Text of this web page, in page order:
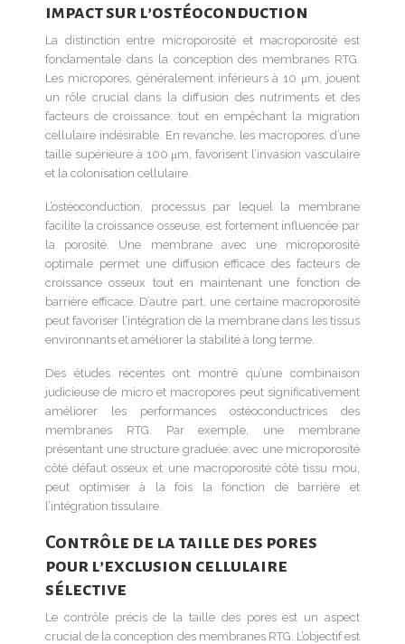
impact sur l’ostéoconduction
La distinction entre microporosité et macroporosité est
fondamentale dans la conception des membranes RTG.
Les micropores, généralement inférieurs à 10 μm, jouent
un rôle crucial dans la diffusion des nutriments et des
facteurs de croissance, tout en empêchant la migration
cellulaire indésirable. En revanche, les macropores, d’une
taille supérieure à 100 μm, favorisent l’invasion vasculaire
et la colonisation cellulaire.
L’ostéoconduction, processus par lequel la membrane
facilite la croissance osseuse, est fortement influencée par
la porosité. Une membrane avec une microporosité
optimale permet une diffusion efficace des facteurs de
croissance osseux tout en maintenant une fonction de
barrière efficace. D’autre part, une certaine macroporosité
peut favoriser l’intégration de la membrane dans les tissus
environnants et améliorer la stabilité à long terme.
Des études récentes ont montré qu’une combinaison
judicieuse de micro et macropores peut significativement
améliorer les performances ostéoconductrices des
membranes RTG. Par exemple, une membrane
présentant une structure graduée, avec une microporosité
côté défaut osseux et une macroporosité côté tissu mou,
peut optimiser à la fois la fonction de barrière et
l’intégration tissulaire.
Contrôle de la taille des pores
pour l’exclusion cellulaire
sélective
Le contrôle précis de la taille des pores est un aspect
crucial de la conception des membranes RTG. L’objectif est